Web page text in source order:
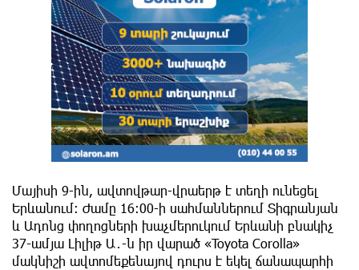
Մայիսի 9-ին, ավտովթար-վրաերթ է տեղի ունեցել
Երևանում։ Ժամը 16։00-ի սահմաններում Տիգրանյան
և Ադոնց փողոցների խաչմերուկում Երևանի բնակիչ
37-ամյա Լիլիթ Ա․-ն իր վարած «Toyota Corolla»
մակնիշի ավտոմեքենայով դուրս է եկել ճանապարհի